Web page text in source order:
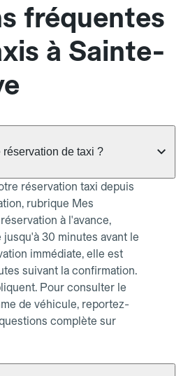
fréquentes
à Sainte-
de taxi ?
réservation taxi depuis
rubrique Mes
à l'avance,
30 minutes avant le
immédiate, elle est
suivant la confirmation.
Pour consulter le
de véhicule, reportez-
complète sur